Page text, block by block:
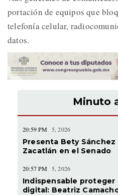
portación de equipos que
telefonía celular,
datos.
Minuto
20:59 PM 5, 2026
Presenta Bety Sánchez
Zacatlán en el Senado
20:57 PM 5, 2026
Indispensable proteger
digital: Beatriz